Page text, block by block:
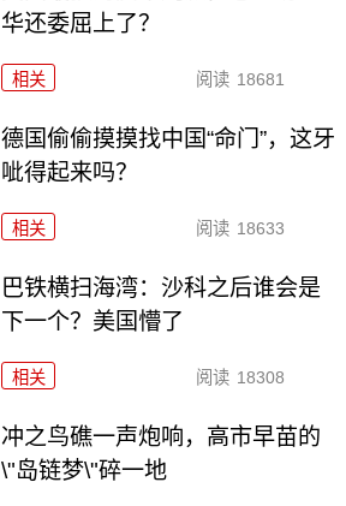
华还委屈上了？
相关 阅读 18681
德国偷偷摸摸找中国“命门”，这牙
呲得起来吗？
相关 阅读 18633
巴铁横扫海湾：沙科之后谁会是
下一个？美国懵了
相关 阅读 18308
冲之鸟礁一声炮响，高市早苗的
\"岛链梦\"碎一地